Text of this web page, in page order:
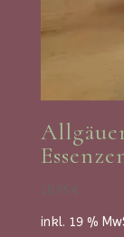
18,95 €
inkl. 19 %